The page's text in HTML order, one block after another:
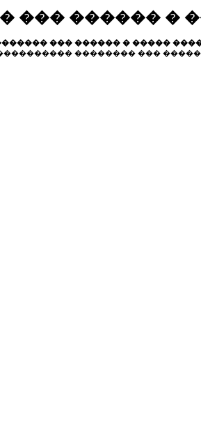
��� ������ �
��� ������ � �����
�������� ���